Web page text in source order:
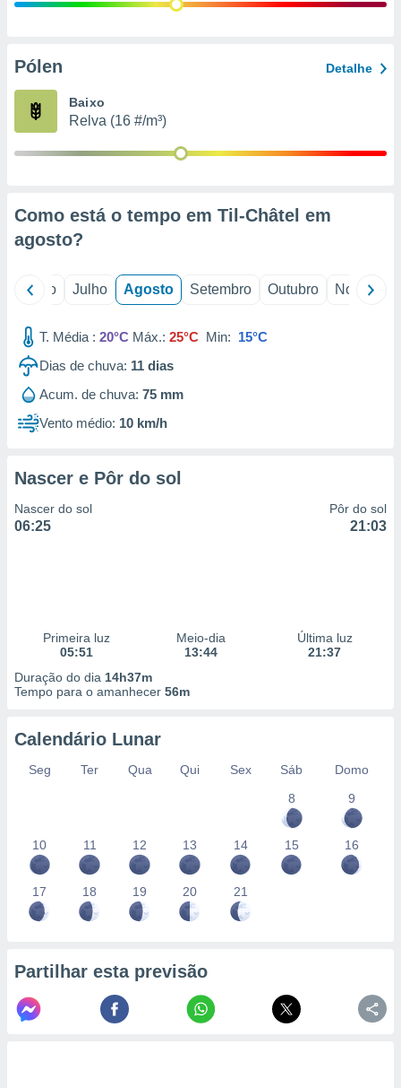
e
de
Pólen Detalhe
Baixo
Relva (16 #/m³)
Como está o tempo em Til-Châtel em
agosto?
Junho Julho Agosto Setembro Outubro Novembro
T. Média : 20°C Máx.: 25°C Min: 15°C
Dias de chuva: 11 dias
Acum. de chuva: 75 mm
Vento médio: 10 km/h
Nascer e Pôr do sol
Nascer do sol
06:25
Pôr do sol
21:03
Primeira luz
05:51
Meio-dia
13:44
Última luz
21:37
Duração do dia 14h37m
Tempo para o amanhecer 56m
Calendário Lunar
Seg Ter Qua Qui Sex Sáb
Domo
8
9
10 11 12 13 14 15 16
17 18 19 20 21
Partilhar esta previsão